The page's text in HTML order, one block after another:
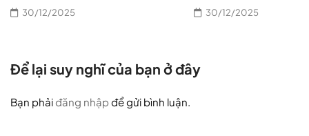
12 30/12/2025
cần thiết, theo CEO
30/12/2025
Để lại suy nghĩ của bạn ở đây
Bạn phải đăng nhập để gửi bình luận.